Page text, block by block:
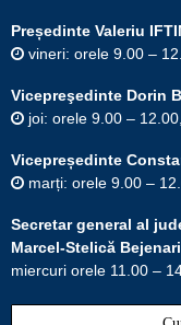
Președinte Valeriu
vineri: orele 9.00 –
Vicepreşedinte Dorin
joi: orele 9.00 –
Vicepreședinte
marți: orele 9.00 –
Secretar general al
Marcel-Stelică
miercuri orele 11.00 –